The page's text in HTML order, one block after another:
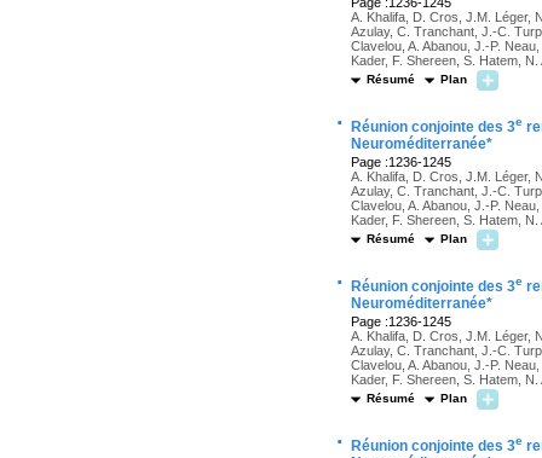
A. Khalifa, D. Cros, J.M. Léger,
Azulay, C. Tranchant, J.-C.
Clavelou, A. Abanou, J.-P.
Kader, F. Shereen, S. Hatem,
Résumé Plan
· Réunion conjointe des 3e
Neuroméditerranée*
Page :1236-1245
A. Khalifa, D. Cros, J.M. Léger,
Azulay, C. Tranchant, J.-C.
Clavelou, A. Abanou, J.-P.
Kader, F. Shereen, S. Hatem,
Résumé Plan
· Réunion conjointe des 3e
Neuroméditerranée*
Page :1236-1245
A. Khalifa, D. Cros, J.M. Léger,
Azulay, C. Tranchant, J.-C.
Clavelou, A. Abanou, J.-P.
Kader, F. Shereen, S. Hatem,
Résumé Plan
· Réunion conjointe des 3e